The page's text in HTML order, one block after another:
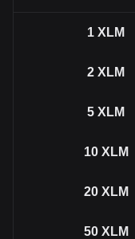
1 XLM
2 XLM
5 XLM
10 XLM
20 XLM
50 XLM